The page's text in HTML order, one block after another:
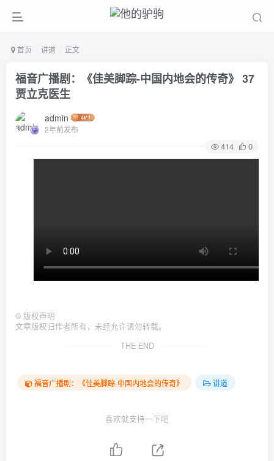
首页 讲道 正文
福音广播剧：《佳美脚踪-中国内地会的传奇》 37
贾立克医生
admin
2年前发布
414 0
© 版权声明
文章版权归作者所有，未经允许请勿转载。
THE END
福音广播剧：《佳美脚踪-中国内地会的传奇》 讲道
喜欢就支持一下吧